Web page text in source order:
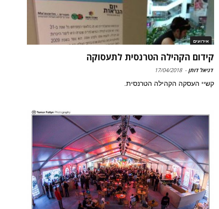
אירועים
קידום הקהילה הטרנסית לתעסוקה
דניאל דותן -
17/04/2018
קשיי העסקה הקהילה הטרנסית.